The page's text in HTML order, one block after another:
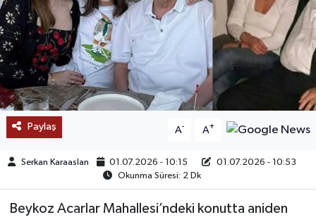
Paylaş A- A+
Serkan Karaaslan 01.07.2026 - 10:15
01.07.2026 - 10:53
Okunma Süresi: 2 Dk
Beykoz Acarlar Mahallesi’ndeki konutta aniden
POPÜLER
DÜNYA
TREND
MEDYA
OTOMOTİV
TEKNOLOJİ